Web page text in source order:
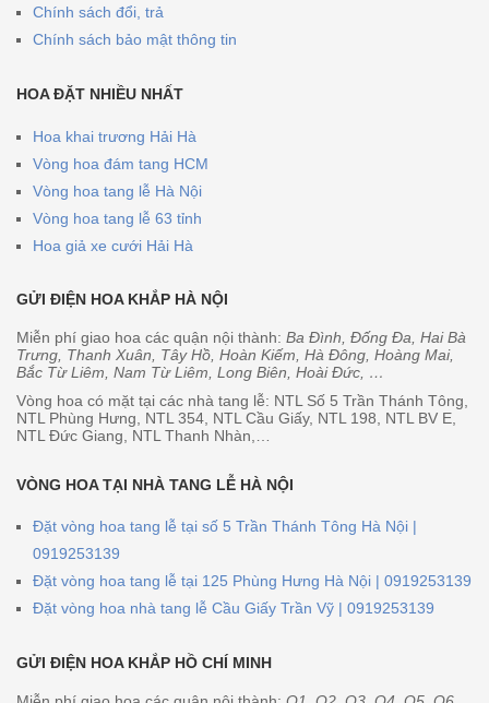
Chính sách đổi, trả
Chính sách bảo mật thông tin
HOA ĐẶT NHIỀU NHẤT
Hoa khai trương Hải Hà
Vòng hoa đám tang HCM
Vòng hoa tang lễ Hà Nội
Vòng hoa tang lễ 63 tỉnh
Hoa giả xe cưới Hải Hà
GỬI ĐIỆN HOA KHẮP HÀ NỘI
Miễn phí giao hoa các quận nội thành: Ba Đình, Đống Đa, Hai Bà
Trưng, Thanh Xuân, Tây Hồ, Hoàn Kiếm, Hà Đông, Hoàng Mai,
Bắc Từ Liêm, Nam Từ Liêm, Long Biên, Hoài Đức, …
Vòng hoa có mặt tại các nhà tang lễ: NTL Số 5 Trần Thánh Tông,
NTL Phùng Hưng, NTL 354, NTL Cầu Giấy, NTL 198, NTL BV E,
NTL Đức Giang, NTL Thanh Nhàn,…
VÒNG HOA TẠI NHÀ TANG LỄ HÀ NỘI
Đặt vòng hoa tang lễ tại số 5 Trần Thánh Tông Hà Nội |
0919253139
Đặt vòng hoa tang lễ tại 125 Phùng Hưng Hà Nội | 0919253139
Đặt vòng hoa nhà tang lễ Cầu Giấy Trần Vỹ | 0919253139
GỬI ĐIỆN HOA KHẮP HỒ CHÍ MINH